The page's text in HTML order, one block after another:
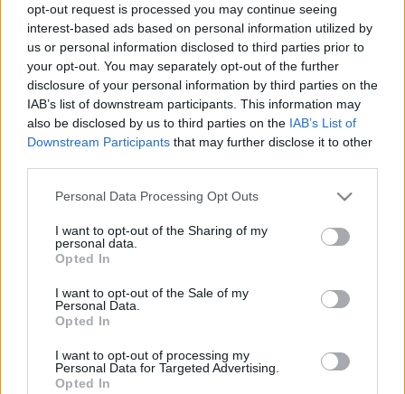
opt-out request is processed you may continue seeing
interest-based ads based on personal information utilized by
us or personal information disclosed to third parties prior to
your opt-out. You may separately opt-out of the further
disclosure of your personal information by third parties on the
IAB’s list of downstream participants. This information may
also be disclosed by us to third parties on the IAB’s List of
Downstream Participants that may further disclose it to other
Please note that this website/app uses one or more Google
not limited to your visit or usage behaviour. You may click to
grant or deny consent to Google and its third-party tags to
use your data for below specified purposes in below Google
consent section.
Personal Data Processing Opt Outs
I want to opt-out of the Sharing of my
personal data.
Opted In
I want to opt-out of the Sale of my
Personal Data.
Opted In
I want to opt-out of processing my
Personal Data for Targeted Advertising.
Opted In
2021. szeptember. 13. 16:00
Lehullott a lepel a Hawkeye traileréről.
A SHANG-CHI SZTÁRJA KINEVETTE AZOKAT,
AKIK A FILM MEGJELENÉSE ELŐTT HATALMAS
BUKÁSRÓL BESZÉLTEK
2021. szeptember. 11. 07:35
Simu Liunak van oka az örömre, a koronavírus-járvány
kirobbanása óta nem ünnepelt ekkora sikert Hollywood.
KERÜLT AZ ÖRÖKKÉVALÓK SZTÁRJA
2021. augusztus. 26. 06:32
Barry Keoghan-t Írországban kapták el ismeretlenek.
A RAJONGÓK SZERINT A PÓKEMBER: NINCS
HAZAÚT TRAILERÉBEN ELEJTETT MONDAT
ARRA UTAL, HOGY TOBEY MAGUIRE IS
FELTŰNIK MAJD A FILMBEN
2021. augusztus. 24. 13:59
A Marvel egyelőre nagyon titkolózik arról, hogy hány Pókember
ugrik majd be egy film erejéig.